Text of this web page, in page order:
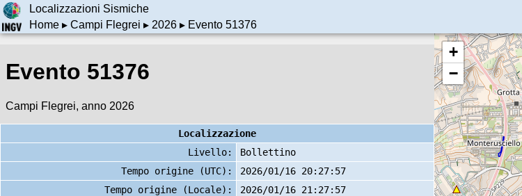
Localizzazioni Sismiche
Home▸ Campi Flegrei ▸ 2026▸ Evento 51376
Evento 51376
Campi Flegrei, anno 2026
Localizzazione
Livello:
Bollettino
Tempo origine (UTC):
2026/01/16 20:27:57
Tempo origine (Locale):
2026/01/16 21:27:57
+
−